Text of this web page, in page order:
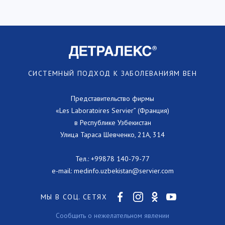
СИСТЕМНЫЙ ПОДХОД К ЗАБОЛЕВАНИЯМ ВЕН
Представительство фирмы
«Les Laboratoires Servier” (Франция)
в Республике Узбекистан
Улица Тараса Шевченко, 21А, 314
Тел.: +99878 140-79-77
e-mail: medinfo.uzbekistan@servier.com
МЫ В СОЦ. СЕТЯХ
Сообщить о нежелательном явлении